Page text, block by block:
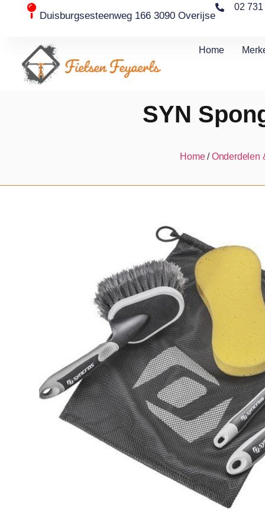
Duisburgsesteenweg 166 3090 Overijse
02
Home
SYN
Home/Onderdelen